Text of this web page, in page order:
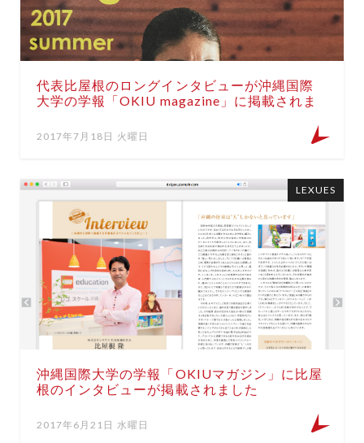
代表比屋根のロングインタビューが沖縄国際
大学の学報「OKIU magazine」に掲載されま
2017年7月18日 火曜日
沖縄国際大学の学報「OKIUマガジン」に比屋
根のインタビューが掲載されました
2017年6月21日 水曜日
LEXUES